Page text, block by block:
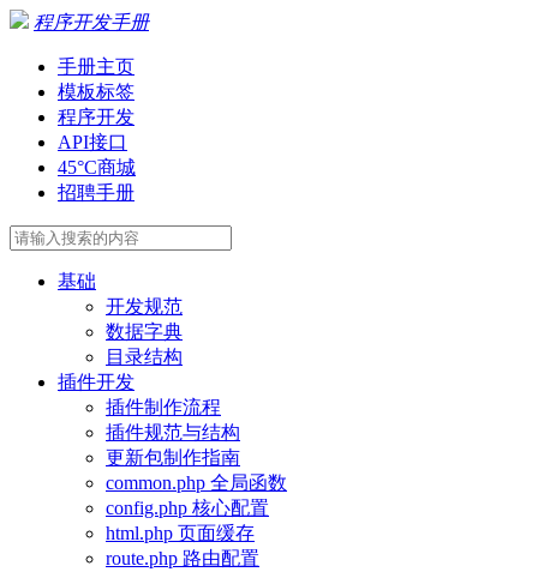
程序开发手册
手册主页
模板标签
程序开发
API接口
45°C商城
招聘手册
基础
开发规范
数据字典
目录结构
插件开发
插件制作流程
插件规范与结构
更新包制作指南
common.php 全局函数
config.php 核心配置
html.php 页面缓存
route.php 路由配置